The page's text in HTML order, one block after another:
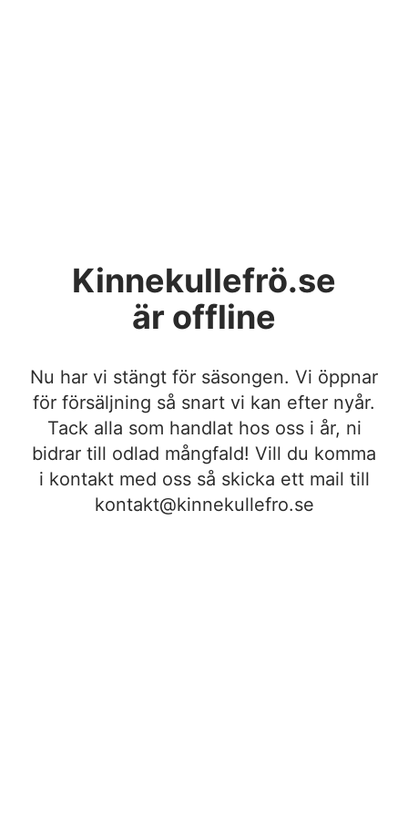
Kinnekullefrö.se
är offline
Nu har vi stängt för säsongen. Vi öppnar
för försäljning så snart vi kan efter nyår.
Tack alla som handlat hos oss i år, ni
bidrar till odlad mångfald! Vill du komma
i kontakt med oss så skicka ett mail till
kontakt@kinnekullefro.se